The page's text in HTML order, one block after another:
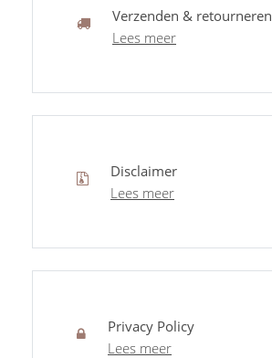
Verzenden & retourneren
Lees meer
Disclaimer
Lees meer
Privacy Policy
Lees meer